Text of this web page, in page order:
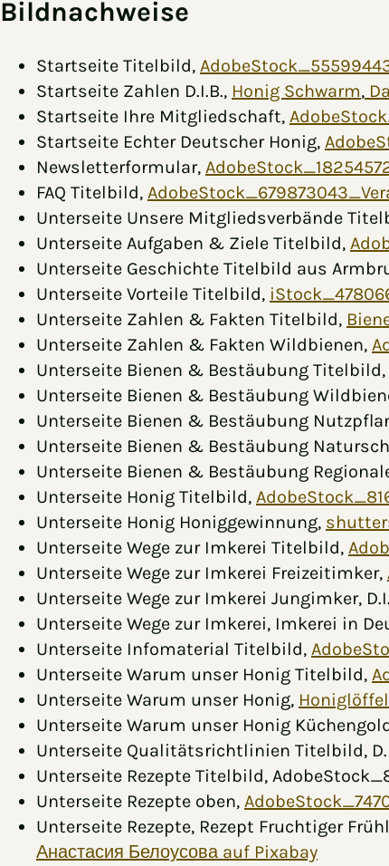
Bildnachweise
Startseite Titelbild,
Startseite Zahlen D.I.B., Honig Schwarm,
Startseite Ihre Mitgliedschaft,
Startseite Echter Deutscher Honig,
Newsletterformular,
FAQ Titelbild,
Unterseite Unsere Mitgliedsverbände
Unterseite Aufgaben & Ziele Titelbild,
Unterseite Geschichte Titelbild aus
Unterseite Vorteile Titelbild,
Unterseite Zahlen & Fakten Titelbild,
Unterseite Zahlen & Fakten Wildbienen,
Unterseite Bienen & Bestäubung Titelbild,
Unterseite Bienen & Bestäubung
Unterseite Bienen & Bestäubung
Unterseite Bienen & Bestäubung
Unterseite Bienen & Bestäubung
Unterseite Honig Titelbild,
Unterseite Honig Honiggewinnung,
Unterseite Wege zur Imkerei Titelbild,
Unterseite Wege zur Imkerei Freizeitimker,
Unterseite Wege zur Imkerei Jungimker,
Unterseite Wege zur Imkerei, Imkerei in
Unterseite Infomaterial Titelbild,
Unterseite Warum unser Honig Titelbild,
Unterseite Warum unser Honig, Honiglöffel
Unterseite Warum unser Honig
Unterseite Qualitätsrichtlinien Titelbild,
Unterseite Rezepte Titelbild,
Unterseite Rezepte oben,
Unterseite Rezepte, Rezept Fruchtiger
Анастасия Белоусова auf Pixabay